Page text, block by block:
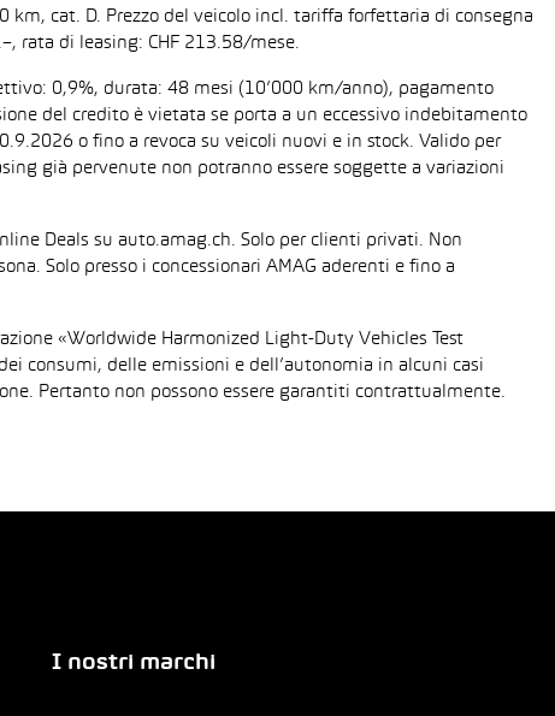
cat. D. Prezzo del veicolo incl. tariffa forfettaria di consegna
rata di leasing: CHF 213.58/mese.
0,9%, durata: 48 mesi (10’000 km/anno), pagamento
del credito è vietata se porta a un eccessivo indebitamento
o fino a revoca su veicoli nuovi e in stock. Valido per
già pervenute non potranno essere soggette a variazioni
Deals su auto.amag.ch. Solo per clienti privati. Non
Solo presso i concessionari AMAG aderenti e fino a
«Worldwide Harmonized Light-Duty Vehicles Test
consumi, delle emissioni e dell’autonomia in alcuni casi
Pertanto non possono essere garantiti contrattualmente.
I nostri marchi